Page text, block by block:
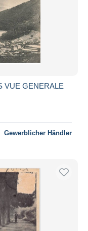
VUE GENERALE
Gewerblicher Händler